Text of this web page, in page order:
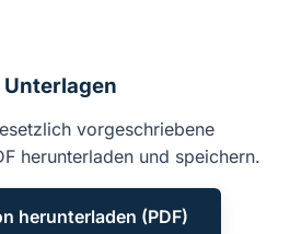
vorgeschriebene
herunterladen und speichern.
herunterladen (PDF)